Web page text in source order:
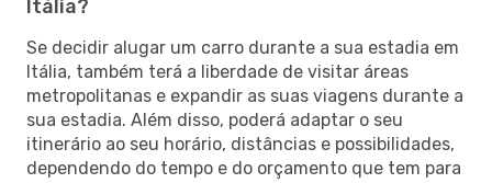
Itália?
Se decidir alugar um carro durante a sua estadia em
Itália, também terá a liberdade de visitar áreas
metropolitanas e expandir as suas viagens durante a
sua estadia. Além disso, poderá adaptar o seu
itinerário ao seu horário, distâncias e possibilidades,
dependendo do tempo e do orçamento que tem para